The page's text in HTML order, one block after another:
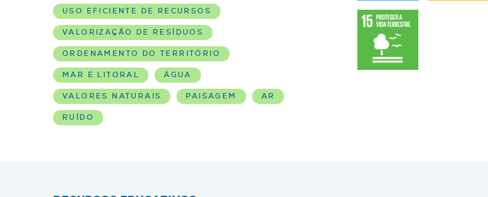
USO EFICIENTE DE RECURSOS
VALORIZAÇÃO DE RESÍDUOS
ORDENAMENTO DO TERRITÓRIO
MAR E LITORAL ÁGUA
VALORES NATURAIS PAISAGEM AR
RUÍDO